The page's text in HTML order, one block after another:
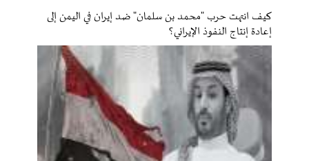
كيف انتهت حرب "محمد بن سلمان" ضد إيران في اليمن إلى
إعادة إنتاج النفوذ الإيراني؟